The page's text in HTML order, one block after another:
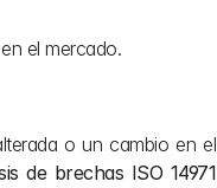
el mercado.
o un cambio en el
de brechas ISO 14971